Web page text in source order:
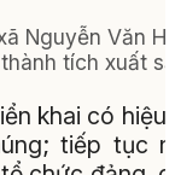
Nguyễn Văn
tích xuất
khai có hiệu
tiếp tục